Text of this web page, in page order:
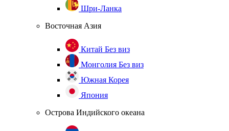
Шри-Ланка
Восточная Азия
Китай Без виз
Монголия Без виз
Южная Корея
Япония
Острова Индийского океана